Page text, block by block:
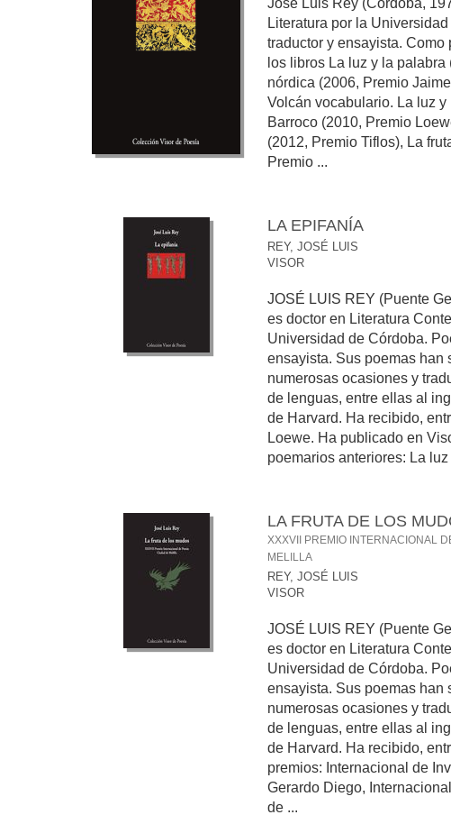
José Luis Rey (Córdoba,
Literatura por la
traductor y ensayista. Como
los libros La luz y la palabra
nórdica (2006, Premio
Volcán vocabulario. La luz y
Barroco (2010, Premio
(2012, Premio Tiflos), La
Premio ...
LA EPIFANÍA
REY, JOSÉ LUIS
VISOR
JOSÉ LUIS REY (Puente
es doctor en Literatura
Universidad de Córdoba.
ensayista. Sus poemas han
numerosas ocasiones y
de lenguas, entre ellas al
de Harvard. Ha recibido,
Loewe. Ha publicado en
poemarios anteriores: La luz
LA FRUTA DE LOS
XXXVII PREMIO INTERNACIONAL
MELILLA
REY, JOSÉ LUIS
VISOR
JOSÉ LUIS REY (Puente
es doctor en Literatura
Universidad de Córdoba.
ensayista. Sus poemas han
numerosas ocasiones y
de lenguas, entre ellas al
de Harvard. Ha recibido,
premios: Internacional de
Gerardo Diego,
de ...